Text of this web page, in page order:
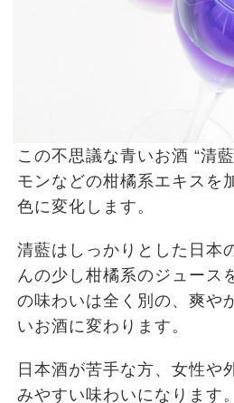
この不思議な青いお酒 “清
モンなどの柑橘系エキスを
色に変化します。
清藍はしっかりとした日本
んの少し柑橘系のジュース
の味わいは全く別の、爽や
いお酒に変わります。
日本酒が苦手な方、女性や
みやすい味わいになります。